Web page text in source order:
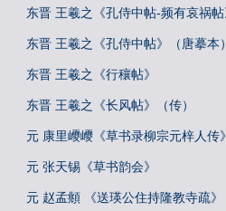
东晋 王羲之《孔侍中帖-频有哀祸帖
东晋 王羲之《孔侍中帖》（唐摹本）
东晋 王羲之《行穰帖》
东晋 王羲之《长风帖》（传）
元 康里巎巎《草书录柳宗元梓人传》
元 张天锡《草书韵会》
元 赵孟頫 《送瑛公住持隆教寺疏》